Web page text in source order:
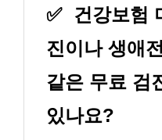
✅
건강보험
진이나 생애
같은 무료 검
있나요?